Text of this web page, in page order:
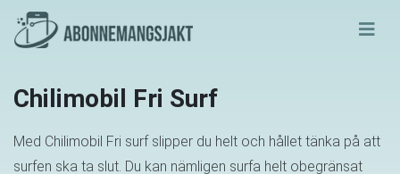
Chilimobil Fri Surf
Med Chilimobil Fri surf slipper du helt och hållet tänka på att
surfen ska ta slut. Du kan nämligen surfa helt obegränsat